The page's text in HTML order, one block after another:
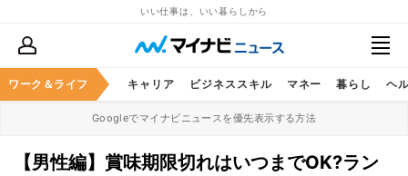
いい仕事は、いい暮らしから
ワーク＆ライフ キャリア ビジネススキル マネー 暮らし ヘ
Googleでマイナビニュースを優先表示する方法
【男性編】賞味期限切れはいつまでOK?ラン